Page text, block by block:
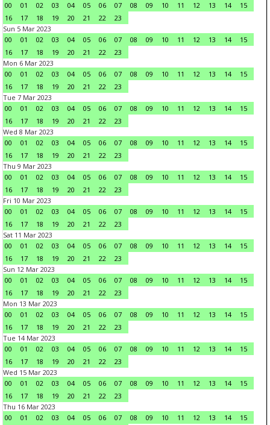
00
01 02 03 04 05 06 07 08 09 10 11 12 13 14
15
16
17 18 19 20 21 22
23
Sun 5 Mar 2023
00
01 02 03 04 05 06 07 08 09 10 11 12 13 14
15
16
17 18 19 20 21 22
23
Mon 6 Mar 2023
00
01 02 03 04 05 06 07 08 09 10 11 12 13 14
15
16
17 18 19 20 21 22
23
Tue 7 Mar 2023
00
01 02 03 04 05 06 07 08 09 10 11 12 13 14
15
16
17 18 19 20 21 22
23
Wed 8 Mar 2023
00
01 02 03 04 05 06 07 08 09 10 11 12 13 14
15
16
17 18 19 20 21 22
23
Thu 9 Mar 2023
00
01 02 03 04 05 06 07 08 09 10 11 12 13 14
15
16
17 18 19 20 21 22
23
Fri 10 Mar 2023
00
01 02 03 04 05 06 07 08 09 10 11 12 13 14
15
16
17 18 19 20 21 22
23
Sat 11 Mar 2023
00
01 02 03 04 05 06 07 08 09 10 11 12 13 14
15
16
17 18 19 20 21 22
23
Sun 12 Mar 2023
00
01 02 03 04 05 06 07 08 09 10 11 12 13 14
15
16
17 18 19 20 21 22
23
Mon 13 Mar 2023
00
01 02 03 04 05 06 07 08 09 10 11 12 13 14
15
16
17 18 19 20 21 22
23
Tue 14 Mar 2023
00
01 02 03 04 05 06 07 08 09 10 11 12 13 14
15
16
17 18 19 20 21 22
23
Wed 15 Mar 2023
00
01 02 03 04 05 06 07 08 09 10 11 12 13 14
15
16
17 18 19 20 21 22
23
Thu 16 Mar 2023
00
01 02 03 04 05 06 07 08 09 10 11 12 13 14 15